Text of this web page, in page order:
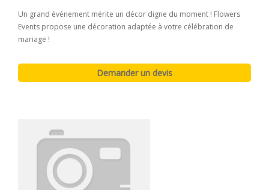
Un grand événement mérite un décor digne du moment ! Flowers
Events propose une décoration adaptée à votre célébration de
mariage !